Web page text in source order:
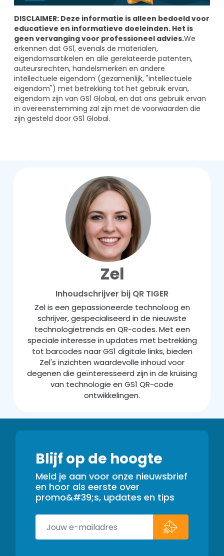
DISCLAIMER: Deze informatie is alleen bedoeld voor
educatieve en informatieve doeleinden. Het is
geen vervanging voor professioneel advies.We
erkennen dat GS1, evenals de materialen,
eigendomsartikelen en alle gerelateerde patenten,
auteursrechten, handelsmerken en andere
intellectuele eigendom (gezamenlijk, "intellectuele
eigendom") met betrekking tot het gebruik ervan,
eigendom zijn van GS1 Global, en dat ons gebruik ervan
in overeenstemming zal zijn met de voorwaarden die
zijn gesteld door GS1 Global.
Zel
Inhoudschrijver bij QR TIGER
Zel is een gepassioneerde technoloog en
schrijver, gespecialiseerd in de nieuwste
technologietrends en QR-codes. Met een
speciale interesse in updates met betrekking
tot barcodes naar GS1 digitale links, bieden
Zel's inzichten waardevolle inhoud voor
degenen die geïnteresseerd zijn in de kruising
van technologie en GS1 QR-code
ontwikkelingen.
Blijf op de hoogte
Meld je aan voor onze nieuwsbrief
en hoor als eerste over
promo&#39;s, updates en tips